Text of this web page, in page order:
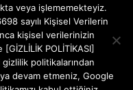
veya işlememekteyiz.
sayılı Kişisel Verilerin
kişisel verilerinizin
POLİTİKASI]
politikalarından
devam etmeniz, Google